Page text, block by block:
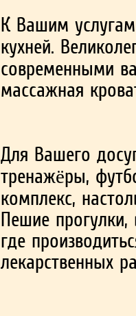
К Вашим
кухней.
современными
массажная
Для Вашего
тренажёры,
комплекс,
Пешие
где
лекарственных